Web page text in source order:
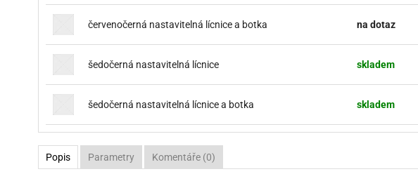
červenočerná nastavitelná lícnice a botka na dotaz
šedočerná nastavitelná lícnice skladem
šedočerná nastavitelná lícnice a botka skladem
Popis Parametry Komentáře (0)